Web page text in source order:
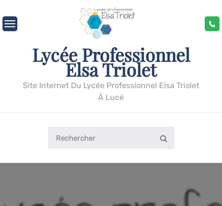
to
content
Lycée Professionnel
Elsa Triolet
Site Internet Du Lycée Professionnel Elsa Triolet
À Lucé
for:
Search